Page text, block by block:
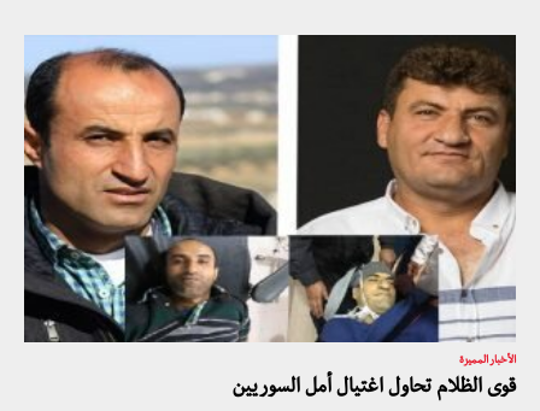
الأخبار المميزة
قوى الظلام تحاول اغتيال أمل السوريين